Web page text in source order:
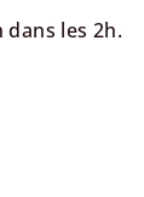
les 2h.